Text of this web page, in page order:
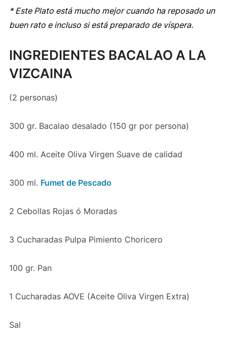
* Este Plato está mucho mejor cuando ha reposado un
buen rato e incluso si está preparado de víspera.
INGREDIENTES BACALAO A LA
VIZCAINA
(2 personas)
300 gr. Bacalao desalado (150 gr por persona)
400 ml. Aceite Oliva Virgen Suave de calidad
300 ml. Fumet de Pescado
2 Cebollas Rojas ó Moradas
3 Cucharadas Pulpa Pimiento Choricero
100 gr. Pan
1 Cucharadas AOVE (Aceite Oliva Virgen Extra)
Sal